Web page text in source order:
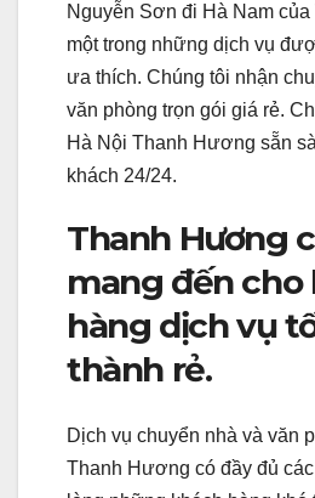
Nguyễn Sơn đi Hà Nam
một trong những dịch vụ
ưa thích. Chúng tôi nhận
văn phòng trọn gói giá rẻ.
Hà Nội Thanh Hương sẵn
khách 24/24.
Thanh Hương
mang đến cho
hàng dịch vụ
thành rẻ.
Dịch vụ chuyển nhà và văn
Thanh Hương có đầy đủ